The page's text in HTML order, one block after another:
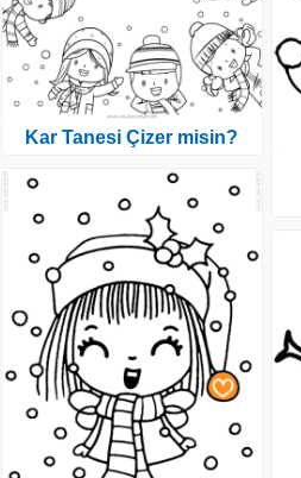
Kar Tanesi Çizer misin?